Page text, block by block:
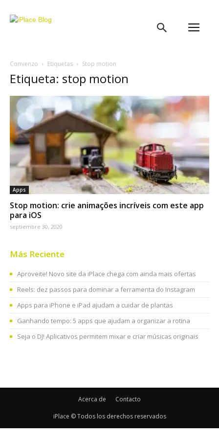
Comienzo Etiquetas Stop motion
Etiqueta: stop motion
Apps
Stop motion: crie animações incríveis com este app
para iOS
septiembre 30, 2020
Más Reciente
Aproveite! Novo site da iPlace chega com ainda mais ofertas
Reels: dez passos para dominar a ferramenta do Instagram
Apps para iPhone e iPad ajudam a cuidar de plantas
Ganhando tempo: 5 apps que ajudam a organizar a rotina
Seja o DJ! Aplicativos permitem mixar e criar músicas originais
Acerca de Contacto
iPlace © Todos los derechos reservados